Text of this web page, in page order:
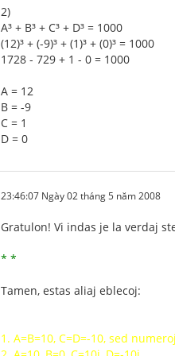
2)
A³ + B³ + C³ + D³ = 1000
(12)³ + (-9)³ + (1)³ + (0)³ = 1000
1728 - 729 + 1 - 0 = 1000
A = 12
B = -9
C = 1
D = 0
23:46:07 Ngày 02 tháng 5 năm 2008
Gratulon! Vi indas je la verdaj
* *
Tamen, estas aliaj eblecoj:
1. A=B=10, C=D=-10, sed